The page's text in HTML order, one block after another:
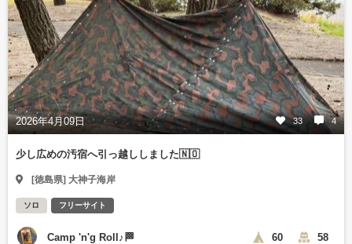
2026年4月09日 33 4
少し広めの汚宿へ引っ越ししました🇳🇴
[徳島県] 大神子海岸
ソロ フリーサイト
Camp 'n'g Roll♪🏁 60 58